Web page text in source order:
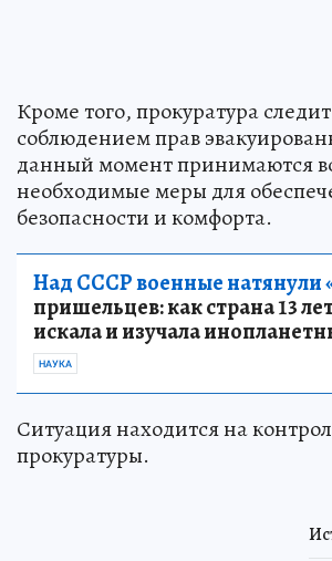
Кроме того, прокуратура
соблюдением прав
данный момент принимаются
необходимые меры для
безопасности и комфорта.
Над СССР военные натянули
пришельцев: как страна 13
искала и изучала
НАУКА
Ситуация находится на
прокуратуры.